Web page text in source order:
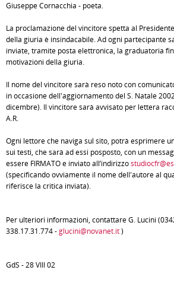
Giuseppe Cornacchia - poeta.
La proclamazione del vincitore spetta al
della giuria è insindacabile. Ad ogni partecipante
inviate, tramite posta elettronica, la graduatoria
motivazioni della giuria.
Il nome del vincitore sarà reso noto con
in occasione dell'aggiornamento del S. Natale
dicembre). Il vincitore sarà avvisato per lettera
A.R.
Ogni lettore che naviga sul sito, potrà esprimere
sui testi, che sarà ad essi posposto, con un
essere FIRMATO e inviato all’indirizzo
(specificando ovviamente il nome dell'autore al
riferisce la critica inviata).
Per ulteriori informazioni, contattare G. Lucini
338.17.31.774 -glucini@novanet.it)
GdS - 28 VIII 02